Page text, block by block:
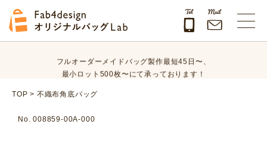
オリジナルバッグのデザイン、素材、数量、納期など、
まずはお気軽にご相談ください！
最小ロット500枚〜にて承っております！
オリジナルバッグのデザイン、素材、数量、納期など、
TOP > 不織布角底バッグ
No. 008859-00A-000